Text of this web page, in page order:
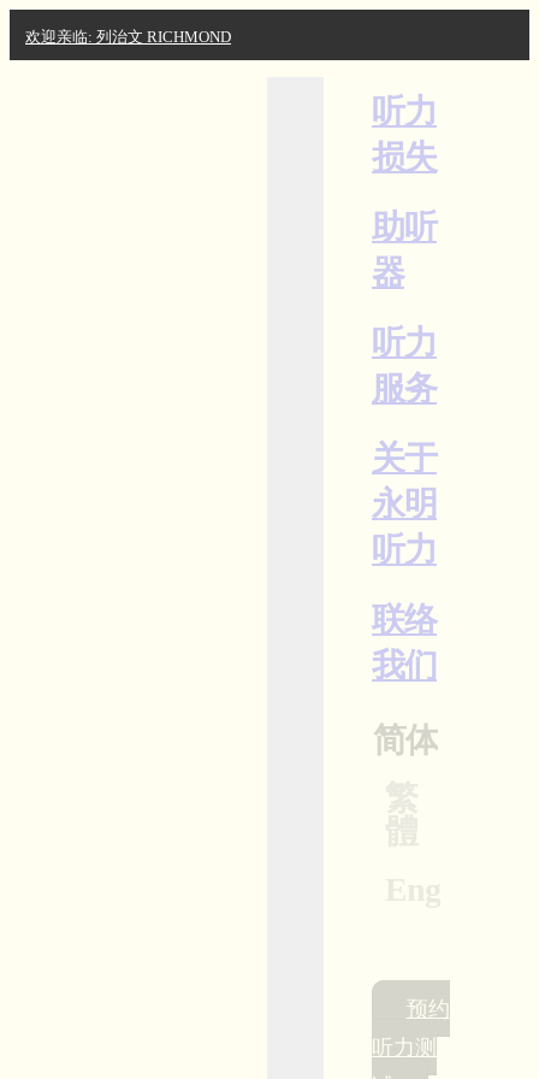
欢迎亲临: 列治文 RICHMOND
听力
损失
助听
器
听力
服务
关于
永明
听力
联络
我们
简体
预约
听力测